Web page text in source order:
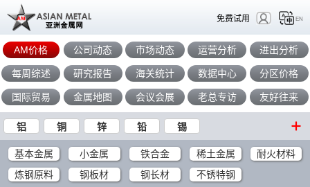
免费试用 EN
AM价格 公司动态 市场动态 运营分析 进出分析
每周综述 研究报告 海关统计 数据中心 分区价格
国际贸易 金属地图 会议会展 老总专访 友好往来
铝 铜 锌 铅 锡
基本金属 小金属 铁合金 稀土金属
耐火材料
炼钢原料
钢板材 钢长材 不锈特钢